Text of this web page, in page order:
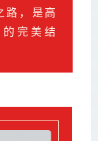
路，是高
完美结